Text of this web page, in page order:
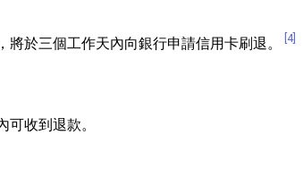
於三個工作天內向銀行申請信用卡刷退。 [4]
收到退款。